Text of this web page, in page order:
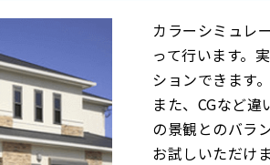
カラーシミュレ
って行います。
ションできます。
また、CGなど
の景観とのバラ
お試しいただけ